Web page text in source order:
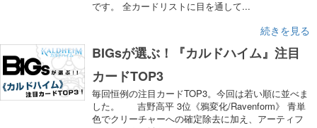
です。 全カードリストに目を通して...
続きを見る
BIGsが選ぶ！『カルドハイム』注目
カードTOP3
毎回恒例の注目カードTOP3。今回は若い順に並べま
した。 吉野高平 3位《鴉変化/Ravenform》 青単
色でクリーチャーへの確定除去に加え、アーティフ